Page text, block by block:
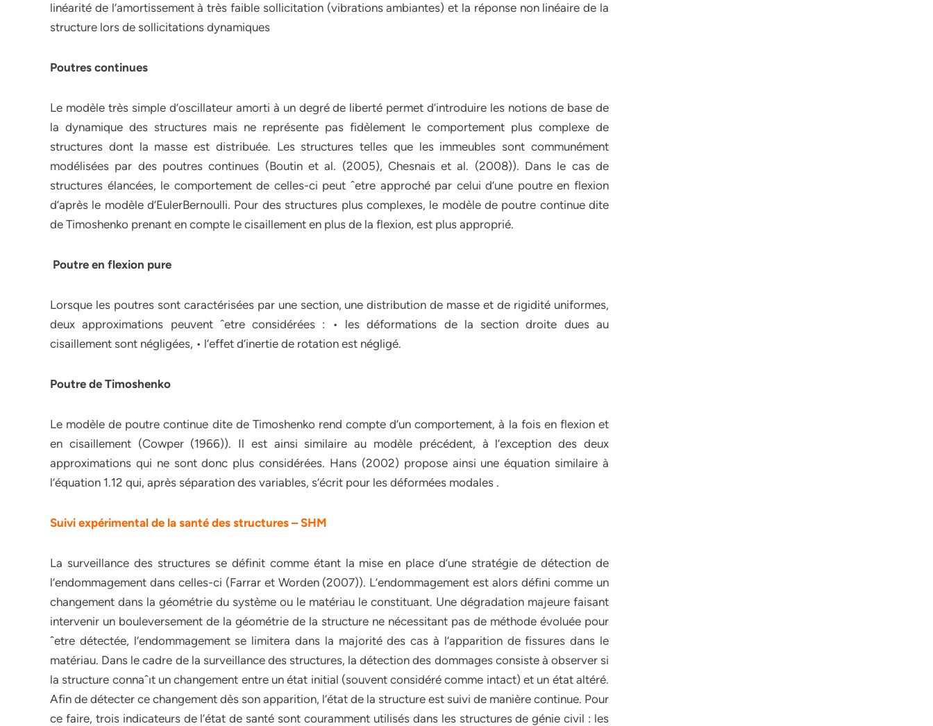
linéarité de l’amortissement à très faible sollicitation (vibrations ambiantes) et la réponse non linéaire de la
structure lors de sollicitations dynamiques
Poutres continues
Le modèle très simple d’oscillateur amorti à un degré de liberté permet d’introduire les notions de base de
la dynamique des structures mais ne représente pas fidèlement le comportement plus complexe de
structures dont la masse est distribuée. Les structures telles que les immeubles sont communément
modélisées par des poutres continues (Boutin et al. (2005), Chesnais et al. (2008)). Dans le cas de
structures élancées, le comportement de celles-ci peut ˆetre approché par celui d’une poutre en flexion
d’après le modèle d’EulerBernoulli. Pour des structures plus complexes, le modèle de poutre continue dite
de Timoshenko prenant en compte le cisaillement en plus de la flexion, est plus approprié.
Poutre en flexion pure
Lorsque les poutres sont caractérisées par une section, une distribution de masse et de rigidité uniformes,
deux approximations peuvent ˆetre considérées : • les déformations de la section droite dues au
cisaillement sont négligées, • l’effet d’inertie de rotation est négligé.
Poutre de Timoshenko
Le modèle de poutre continue dite de Timoshenko rend compte d’un comportement, à la fois en flexion et
en cisaillement (Cowper (1966)). Il est ainsi similaire au modèle précédent, à l’exception des deux
approximations qui ne sont donc plus considérées. Hans (2002) propose ainsi une équation similaire à
l’équation 1.12 qui, après séparation des variables, s’écrit pour les déformées modales .
Suivi expérimental de la santé des structures – SHM
La surveillance des structures se définit comme étant la mise en place d’une stratégie de détection de
l’endommagement dans celles-ci (Farrar et Worden (2007)). L’endommagement est alors défini comme un
changement dans la géométrie du système ou le matériau le constituant. Une dégradation majeure faisant
intervenir un bouleversement de la géométrie de la structure ne nécessitant pas de méthode évoluée pour
ˆetre détectée, l’endommagement se limitera dans la majorité des cas à l’apparition de fissures dans le
matériau. Dans le cadre de la surveillance des structures, la détection des dommages consiste à observer si
la structure connaˆıt un changement entre un état initial (souvent considéré comme intact) et un état altéré.
Afin de détecter ce changement dès son apparition, l’état de la structure est suivi de manière continue. Pour
ce faire, trois indicateurs de l’état de santé sont couramment utilisés dans les structures de génie civil : les